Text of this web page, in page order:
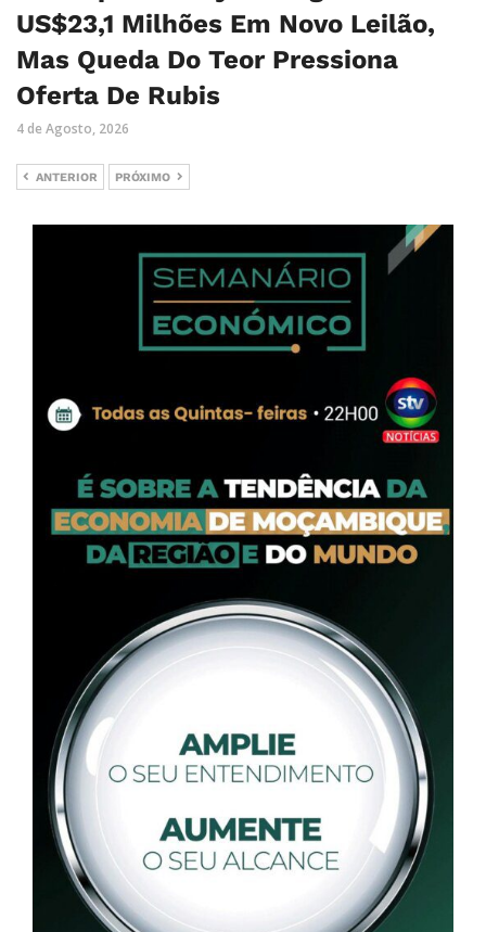
US$23,1 Milhões Em Novo Leilão,
Mas Queda Do Teor Pressiona
Oferta De Rubis
4 de Agosto, 2026
ANTERIOR PRÓXIMO